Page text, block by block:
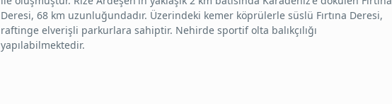
Deresi, 68 km uzunluğundadır. Üzerindeki kemer köprülerle süslü Fırtına Deresi,
raftinge elverişli parkurlara sahiptir. Nehirde sportif olta balıkçılığı
yapılabilmektedir.